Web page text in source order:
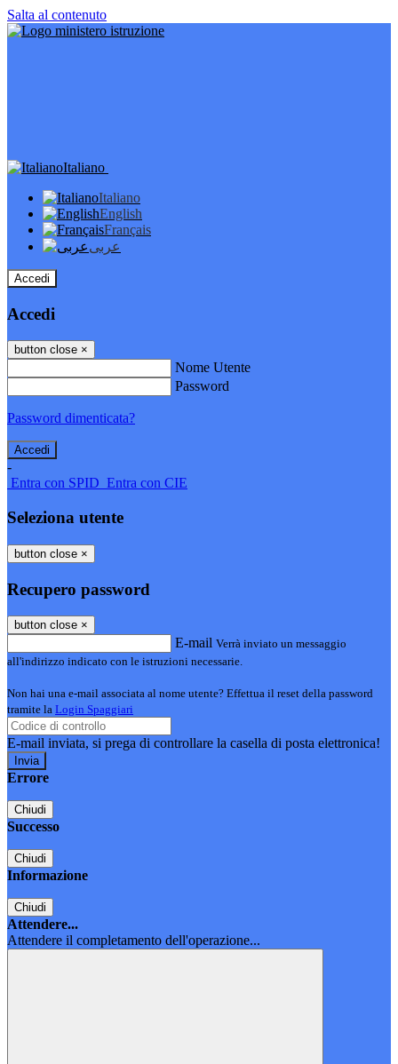
Salta al contenuto
Italiano
Italiano
English
Français
عربى
Accedi
Accedi
button close ×
Nome Utente
Password
Password dimenticata?
-
Entra con SPID Entra con CIE
Seleziona utente
button close ×
Recupero password
button close ×
E-mail Verrà inviato un messaggio
all'indirizzo indicato con le istruzioni necessarie.
Non hai una e-mail associata al nome utente? Effettua il reset della password
tramite la Login Spaggiari
E-mail inviata, si prega di controllare la casella di posta elettronica!
Errore
Chiudi
Successo
Chiudi
Informazione
Chiudi
Attendere...
Attendere il completamento dell'operazione...